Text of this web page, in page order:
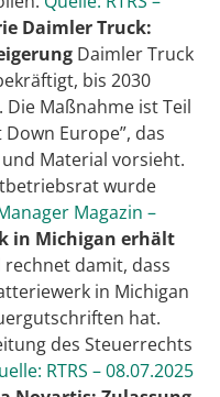
Daimler Truck:
Daimler Truck
bis 2030
Maßnahme ist Teil
Europe”, das
Material vorsieht.
wurde
Magazin –
in Michigan erhält
rechnet damit, dass
in Michigan
hat.
des Steuerrechts
RTRS – 08.07.2025